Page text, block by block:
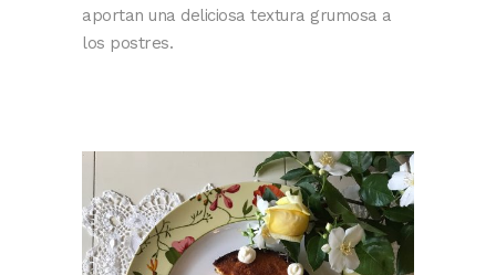
aportan una deliciosa textura grumosa a
los postres.